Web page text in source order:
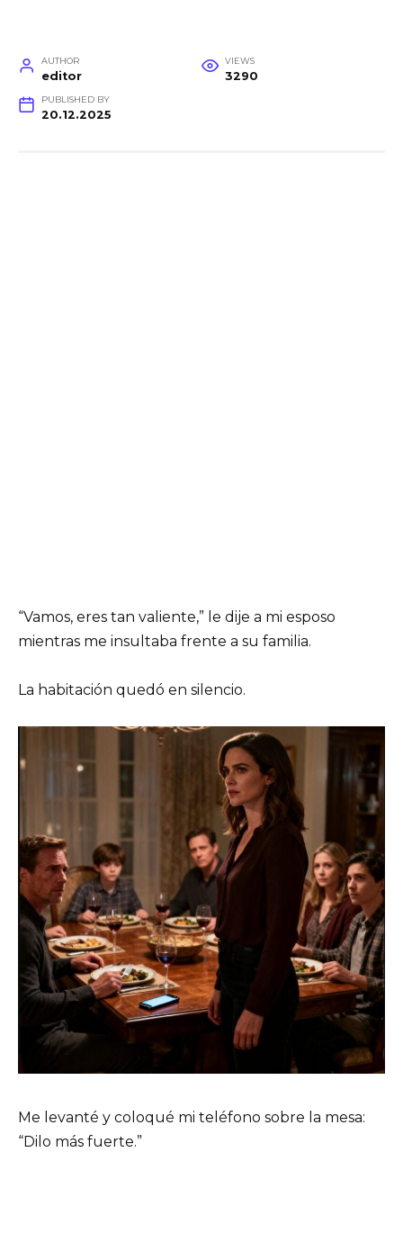
AUTHOR
editor
VIEWS
3290
PUBLISHED BY
20.12.2025
“Vamos, eres tan valiente,” le dije a mi esposo
mientras me insultaba frente a su familia.
La habitación quedó en silencio.
Me levanté y coloqué mi teléfono sobre la mesa:
“Dilo más fuerte.”